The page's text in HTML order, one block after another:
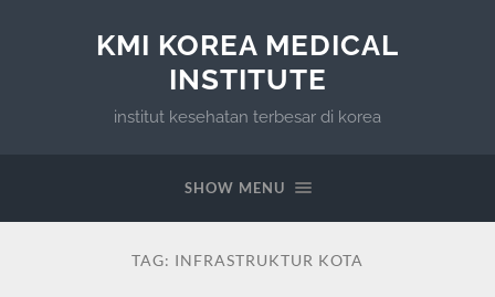
KMI KOREA MEDICAL
INSTITUTE
institut kesehatan terbesar di korea
SHOW MENU
TAG: INFRASTRUKTUR KOTA